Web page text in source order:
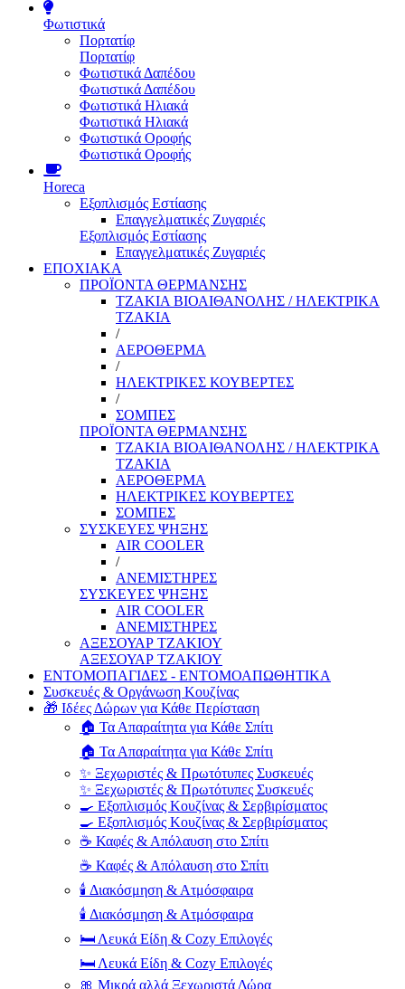
Φωτιστικά
Πορτατίφ
Πορτατίφ
Φωτιστικά Δαπέδου
Φωτιστικά Δαπέδου
Φωτιστικά Ηλιακά
Φωτιστικά Ηλιακά
Φωτιστικά Οροφής
Φωτιστικά Οροφής
Horeca
Εξοπλισμός Εστίασης
Επαγγελματικές Ζυγαριές
Εξοπλισμός Εστίασης
Επαγγελματικές Ζυγαριές
ΕΠΟΧΙΑΚΑ
ΠΡΟΪΟΝΤΑ ΘΕΡΜΑΝΣΗΣ
ΤΖΑΚΙΑ ΒΙΟΑΙΘΑΝΟΛΗΣ / ΗΛΕΚΤΡΙΚΑ
ΤΖΑΚΙΑ
/
ΑΕΡΟΘΕΡΜΑ
/
ΗΛΕΚΤΡΙΚΕΣ ΚΟΥΒΕΡΤΕΣ
/
ΣΟΜΠΕΣ
ΠΡΟΪΟΝΤΑ ΘΕΡΜΑΝΣΗΣ
ΤΖΑΚΙΑ ΒΙΟΑΙΘΑΝΟΛΗΣ / ΗΛΕΚΤΡΙΚΑ
ΤΖΑΚΙΑ
ΑΕΡΟΘΕΡΜΑ
ΗΛΕΚΤΡΙΚΕΣ ΚΟΥΒΕΡΤΕΣ
ΣΟΜΠΕΣ
ΣΥΣΚΕΥΕΣ ΨΗΞΗΣ
AIR COOLER
/
ΑΝΕΜΙΣΤΗΡΕΣ
ΣΥΣΚΕΥΕΣ ΨΗΞΗΣ
AIR COOLER
ΑΝΕΜΙΣΤΗΡΕΣ
ΑΞΕΣΟΥΑΡ ΤΖΑΚΙΟΥ
ΑΞΕΣΟΥΑΡ ΤΖΑΚΙΟΥ
ΕΝΤΟΜΟΠΑΓΙΔΕΣ - ΕΝΤΟΜΟΑΠΩΘΗΤΙΚΑ
Συσκευές & Οργάνωση Κουζίνας
🎁 Ιδέες Δώρων για Κάθε Περίσταση
🏠 Τα Απαραίτητα για Κάθε Σπίτι
🏠 Τα Απαραίτητα για Κάθε Σπίτι
✨ Ξεχωριστές & Πρωτότυπες Συσκευές
✨ Ξεχωριστές & Πρωτότυπες Συσκευές
🍳 Εξοπλισμός Κουζίνας & Σερβιρίσματος
🍳 Εξοπλισμός Κουζίνας & Σερβιρίσματος
☕ Καφές & Απόλαυση στο Σπίτι
☕ Καφές & Απόλαυση στο Σπίτι
🕯️ Διακόσμηση & Ατμόσφαιρα
🕯️ Διακόσμηση & Ατμόσφαιρα
🛏️ Λευκά Είδη & Cozy Επιλογές
🛏️ Λευκά Είδη & Cozy Επιλογές
🎀 Μικρά αλλά Ξεχωριστά Δώρα